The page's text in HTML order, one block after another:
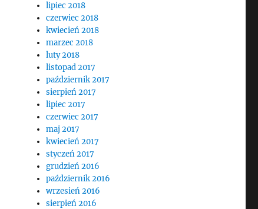
lipiec 2018
czerwiec 2018
kwiecień 2018
marzec 2018
luty 2018
listopad 2017
październik 2017
sierpień 2017
lipiec 2017
czerwiec 2017
maj 2017
kwiecień 2017
styczeń 2017
grudzień 2016
październik 2016
wrzesień 2016
sierpień 2016